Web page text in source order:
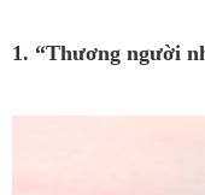
1. “Thương người